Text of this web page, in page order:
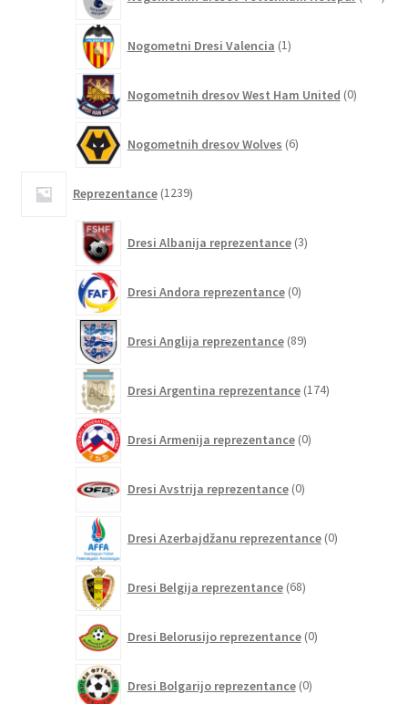
Nogometni Dresi Valencia 1izdelek
Nogometnih dresov West Ham United 0izdelkov
Nogometnih dresov Wolves 6izdelkov
Reprezentance 1239izdelkov
Dresi Albanija reprezentance 3izdelki
Dresi Andora reprezentance 0izdelkov
Dresi Anglija reprezentance 89izdelkov
Dresi Argentina reprezentance 174izdelkov
Dresi Armenija reprezentance 0izdelkov
Dresi Avstrija reprezentance 0izdelkov
Dresi Azerbajdžanu reprezentance 0izdelkov
Dresi Belgija reprezentance 68izdelkov
Dresi Belorusijo reprezentance 0izdelkov
Dresi Bolgarijo reprezentance 0izdelkov